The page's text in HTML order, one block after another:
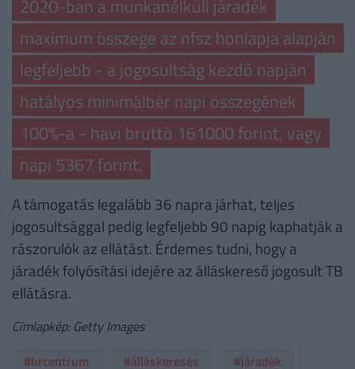
2020-ban a munkanélküli járadék
maximum összege az nfsz honlapja alapján
legfeljebb - a jogosultság kezdő napján
hatályos minimálbér napi összegének
100%-a - havi bruttó 161000 forint, vagy
napi 5367 forint.
A támogatás legalább 36 napra járhat, teljes
jogosultsággal pedig legfeljebb 90 napig kaphatják a
rászorulók az ellátást. Érdemes tudni, hogy a
járadék folyósítási idejére az álláskereső jogosult TB
ellátásra.
Címlapkép: Getty Images
#hrcentrum
#álláskeresés
#járadék